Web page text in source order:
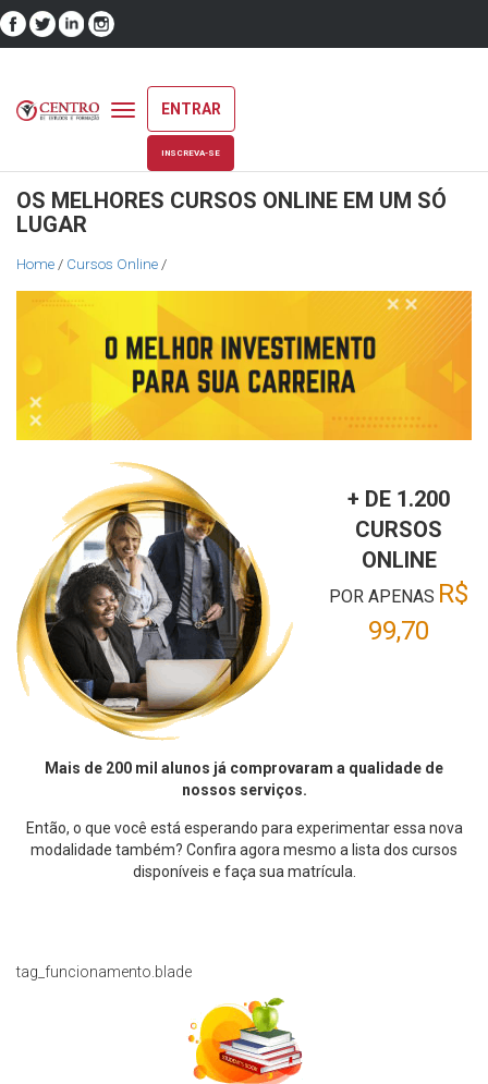
Toggle
navigation
ENTRAR
INSCREVA-SE
OS MELHORES CURSOS ONLINE EM UM SÓ
LUGAR
Home / Cursos Online /
+ DE 1.200
CURSOS
ONLINE
POR APENAS R$
99,70
Mais de 200 mil alunos já comprovaram a qualidade de
nossos serviços.
Então, o que você está esperando para experimentar essa nova
modalidade também? Confira agora mesmo a lista dos cursos
disponíveis e faça sua matrícula.
tag_funcionamento.blade